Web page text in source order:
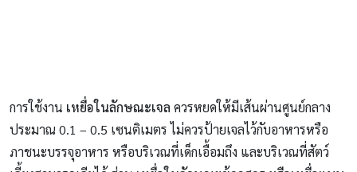
การใช้งาน เหยื่อในลักษณะเจล ควรหยดให้มีเส้นผ่านศูนย์กลาง
ประมาณ 0.1 – 0.5 เซนติเมตร ไม่ควรป้ายเจลไว้กับอาหารหรือ
ภาชนะบรรจุอาหาร หรือบริเวณที่เด็กเอื้อมถึง และบริเวณที่สัตว์